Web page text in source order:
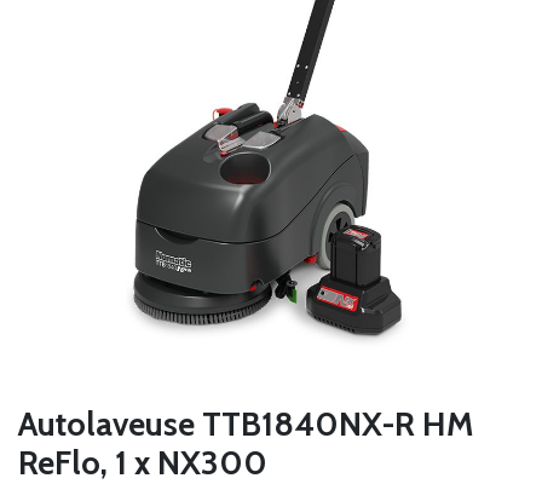
Autolaveuse TTB1840NX-R HM
ReFlo, 1 x NX300